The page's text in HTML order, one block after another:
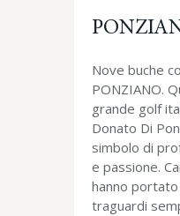
Nove buche
PONZIANO.
grande golf
Donato Di
simbolo di
e passione.
hanno
traguardi